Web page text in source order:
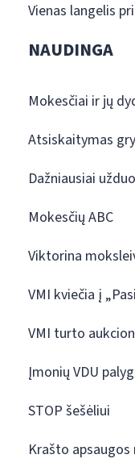
Vienas langelis
NAUDINGA
Mokesčiai ir jų
Atsiskaitymas
Dažniausiai
Mokesčių ABC
Viktorina
VMI kviečia į
VMI turto
Įmonių VDU
STOP šešėliui
Krašto